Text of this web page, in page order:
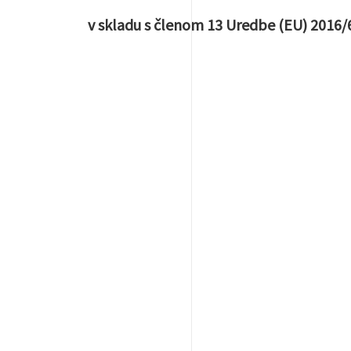
v skladu s členom 13 Uredbe (EU)